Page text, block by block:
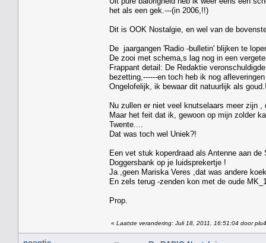
het als een gek.---(in 2006,!!)
Dit is OOK Nostalgie, en wel van de
De jaargangen 'Radio -bulletin' blijken te
De zooi met schema,s lag nog in een
Frappant detail: De Redaktie
bezetting,------en toch heb ik nog
Ongelofelijk, ik bewaar dit natuurlijk als
Nu zullen er niet veel knutselaars meer zijn
Maar het feit dat ik, gewoon op mijn zolder
Twente....
Dat was toch wel Uniek?!
Een vet stuk koperdraad als Antenne aan
Doggersbank op je luidsprekertje !
Ja ,geen Mariska Veres ,dat was andere
En zels terug -zenden kon met de oude
Prop.
« Laatste verandering: Juli 18, 2011, 16:51:04 door plu4